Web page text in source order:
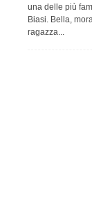
una delle più
Biasi. Bella,
ragazza...